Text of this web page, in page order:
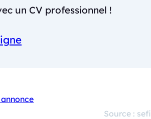
un CV professionnel !
Source : sefi